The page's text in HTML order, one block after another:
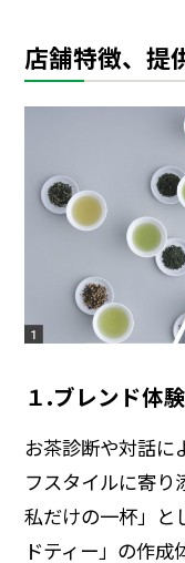
店舗特徴、提
１.ブレンド体
お茶診断や対話に
フスタイルに寄り
私だけの一杯」と
ドティー」の作